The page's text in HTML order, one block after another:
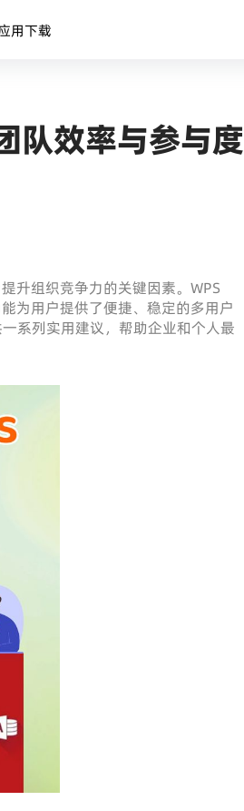
用下载
队效率与参与度
升组织竞争力的关键因素。WPS
为用户提供了便捷、稳定的多用户
系列实用建议，帮助企业和个人最